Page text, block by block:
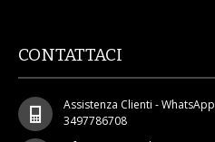
CONTATTACI
Assistenza Clienti - WhatsApp
3497786708